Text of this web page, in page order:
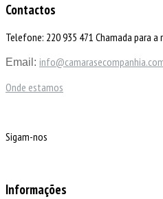
Contactos
Telefone: 220 935 471 Chamada para
Email:
Onde estamos
Sigam-nos
Informações